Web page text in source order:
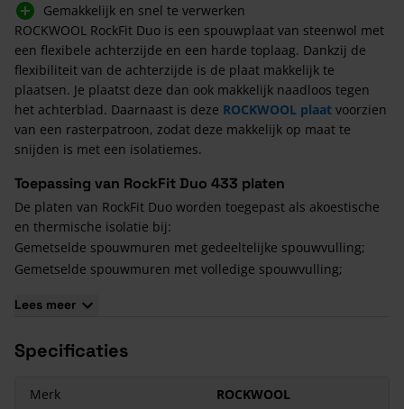
Gemakkelijk en snel te verwerken
ROCKWOOL RockFit Duo is een spouwplaat van steenwol met
een flexibele achterzijde en een harde toplaag. Dankzij de
flexibiliteit van de achterzijde is de plaat makkelijk te
plaatsen. Je plaatst deze dan ook makkelijk naadloos tegen
het achterblad. Daarnaast is deze ROCKWOOL plaat voorzien
van een rasterpatroon, zodat deze makkelijk op maat te
snijden is met een isolatiemes.
Toepassing van RockFit Duo 433 platen
De platen van RockFit Duo worden toegepast als akoestische
en thermische isolatie bij:
Gemetselde spouwmuren met gedeeltelijke spouwvulling;
Gemetselde spouwmuren met volledige spouwvulling;
Steenwolwordt gebruikt voor verschillende isolatie
eigenschappen. Er vindt ook geen thermische veroudering
Lees meer
Specificaties
Merk
ROCKWOOL